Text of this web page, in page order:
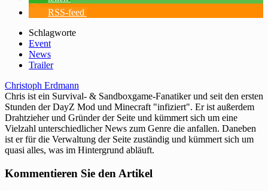
RSS-feed
Schlagworte
Event
News
Trailer
Christoph Erdmann
Chris ist ein Survival- & Sandboxgame-Fanatiker und seit den ersten
Stunden der DayZ Mod und Minecraft "infiziert". Er ist außerdem
Drahtzieher und Gründer der Seite und kümmert sich um eine
Vielzahl unterschiedlicher News zum Genre die anfallen. Daneben
ist er für die Verwaltung der Seite zuständig und kümmert sich um
quasi alles, was im Hintergrund abläuft.
Kommentieren Sie den Artikel